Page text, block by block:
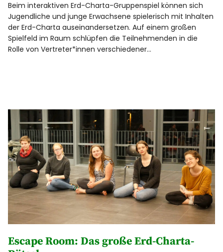
Beim interaktiven Erd-Charta-Gruppenspiel können sich
Jugendliche und junge Erwachsene spielerisch mit Inhalten
der Erd-Charta auseinandersetzen. Auf einem großen
Spielfeld im Raum schlüpfen die Teilnehmenden in die
Rolle von Vertreter*innen verschiedener…
Escape Room: Das große Erd-Charta-